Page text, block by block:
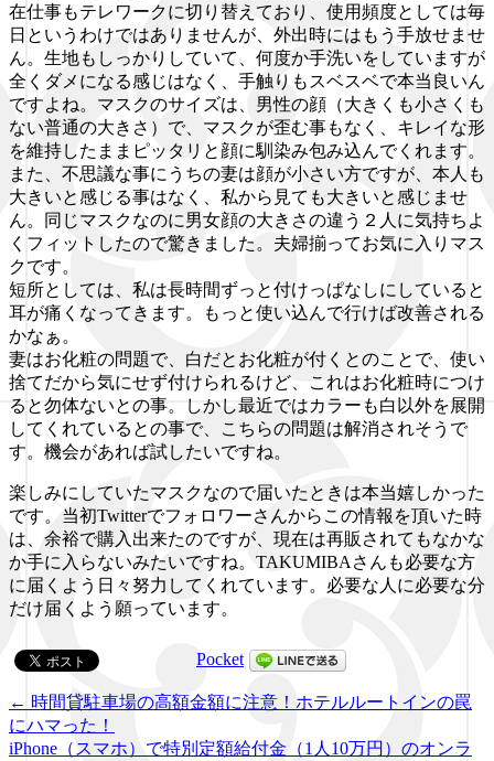
在仕事もテレワークに切り替えており、使用頻度としては毎
日というわけではありませんが、外出時にはもう手放せませ
ん。生地もしっかりしていて、何度か手洗いをしていますが
全くダメになる感じはなく、手触りもスベスベで本当良いん
ですよね。マスクのサイズは、男性の顔（大きくも小さくも
ない普通の大きさ）で、マスクが歪む事もなく、キレイな形
を維持したままピッタリと顔に馴染み包み込んでくれます。
また、不思議な事にうちの妻は顔が小さい方ですが、本人も
大きいと感じる事はなく、私から見ても大きいと感じませ
ん。同じマスクなのに男女顔の大きさの違う２人に気持ちよ
くフィットしたので驚きました。夫婦揃ってお気に入りマス
クです。
短所としては、私は長時間ずっと付けっぱなしにしていると
耳が痛くなってきます。もっと使い込んで行けば改善される
かなぁ。
妻はお化粧の問題で、白だとお化粧が付くとのことで、使い
捨てだから気にせず付けられるけど、これはお化粧時につけ
ると勿体ないとの事。しかし最近ではカラーも白以外を展開
してくれているとの事で、こちらの問題は解消されそうで
す。機会があれば試したいですね。
楽しみにしていたマスクなので届いたときは本当嬉しかった
です。当初Twitterでフォロワーさんからこの情報を頂いた時
は、余裕で購入出来たのですが、現在は再販されてもなかな
か手に入らないみたいですね。TAKUMIBAさんも必要な方
に届くよう日々努力してくれています。必要な人に必要な分
だけ届くよう願っています。
Pocket
← 時間貸駐車場の高額金額に注意！ホテルルートインの罠
にハマった！
iPhone（スマホ）で特別定額給付金（1人10万円）のオンラ